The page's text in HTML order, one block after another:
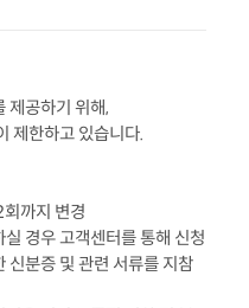
제공하기 위해,
제한하고 있습니다.
까지 변경
경우 고객센터를 통해 신청
신분증 및 관련 서류를 지참